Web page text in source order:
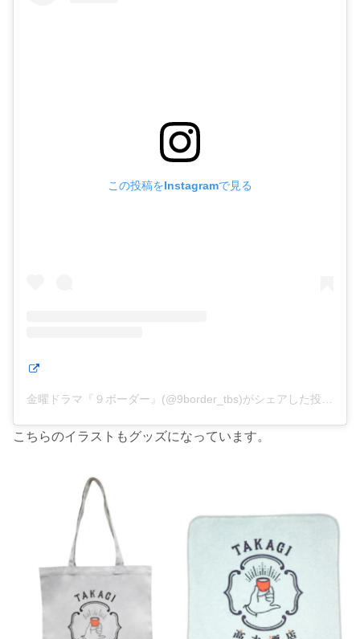
この投稿をInstagramで見る
こちらのイラストもグッズになっています。